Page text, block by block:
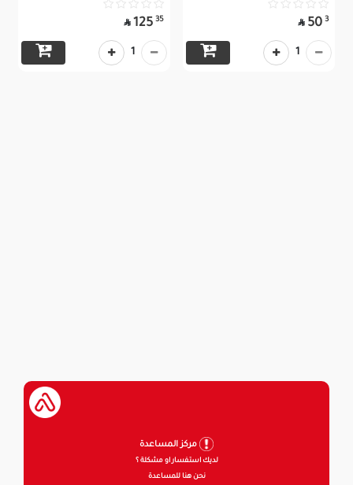
3
50

1
35
125

1
مركز المساعدة
لديك استفسار او مشكلة ؟
نحن هنا للمساعدة